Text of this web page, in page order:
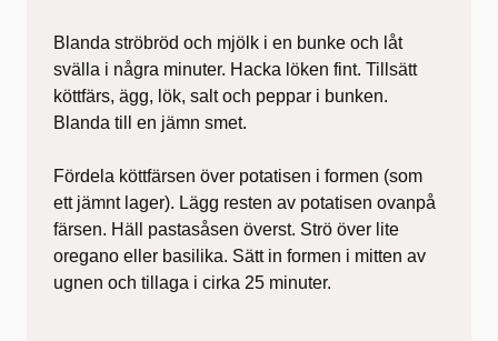
Blanda ströbröd och mjölk i en bunke och låt
svälla i några minuter. Hacka löken fint. Tillsätt
köttfärs, ägg, lök, salt och peppar i bunken.
Blanda till en jämn smet.
Fördela köttfärsen över potatisen i formen (som
ett jämnt lager). Lägg resten av potatisen ovanpå
färsen. Häll pastasåsen överst. Strö över lite
oregano eller basilika. Sätt in formen i mitten av
ugnen och tillaga i cirka 25 minuter.